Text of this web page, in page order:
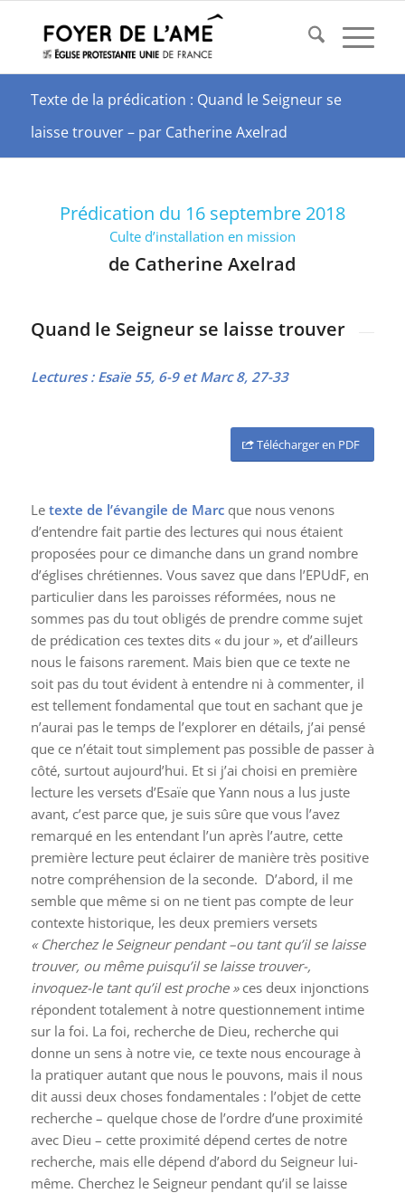
Texte de la prédication : Quand le Seigneur se
laisse trouver – par Catherine Axelrad
Prédication du 16 septembre 2018
Culte d’installation en mission
de Catherine Axelrad
Quand le Seigneur se laisse trouver
Lectures : Esaïe 55, 6-9etMarc 8, 27-33
Télécharger en PDF
Le texte de l’évangile de Marcque nous venons
d’entendre fait partie des lectures qui nous étaient
proposées pour ce dimanche dans un grand nombre
d’églises chrétiennes. Vous savez que dans l’EPUdF, en
particulier dans les paroisses réformées, nous ne
sommes pas du tout obligés de prendre comme sujet
de prédication ces textes dits « du jour », et d’ailleurs
nous le faisons rarement. Mais bien que ce texte ne
soit pas du tout évident à entendre ni à commenter, il
est tellement fondamental que tout en sachant que je
n’aurai pas le temps de l’explorer en détails, j’ai pensé
que ce n’était tout simplement pas possible de passer à
côté, surtout aujourd’hui. Et si j’ai choisi en première
lecture les versets d’Esaïe que Yann nous a lus juste
avant, c’est parce que, je suis sûre que vous l’avez
remarqué en les entendant l’un après l’autre, cette
première lecture peut éclairer de manière très positive
notre compréhension de la seconde. D’abord, il me
semble que même si on ne tient pas compte de leur
contexte historique, les deux premiers versets
« Cherchez le Seigneur pendant –ou tant qu’il se laisse
trouver, ou même puisqu’il se laisse trouver-,
invoquez-le tant qu’il est proche »ces deux injonctions
répondent totalement à notre questionnement intime
sur la foi. La foi, recherche de Dieu, recherche qui
donne un sens à notre vie, ce texte nous encourage à
la pratiquer autant que nous le pouvons, mais il nous
dit aussi deux choses fondamentales : l’objet de cette
recherche – quelque chose de l’ordre d’une proximité
avec Dieu – cette proximité dépend certes de notre
recherche, mais elle dépend d’abord du Seigneur lui-
même. Cherchez le Seigneur pendant qu’il se laisse